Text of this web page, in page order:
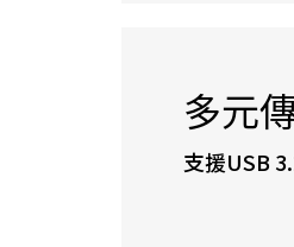
多元
支援USB